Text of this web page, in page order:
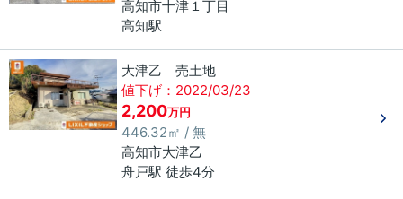
高知市十津 １丁目
高知駅
大津乙 売土地
値下げ：2022/03/23
2,200万円
446.32㎡ / 無
高知市大津乙
舟戸駅 徒歩4分